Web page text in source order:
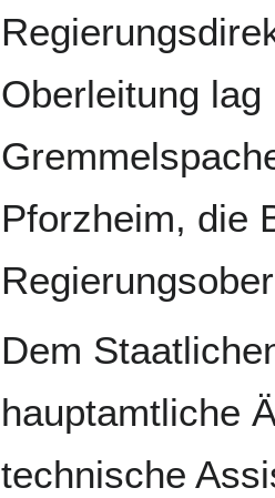
Oberleitung
Pforzheim, die
Dem
hauptamtliche
technische